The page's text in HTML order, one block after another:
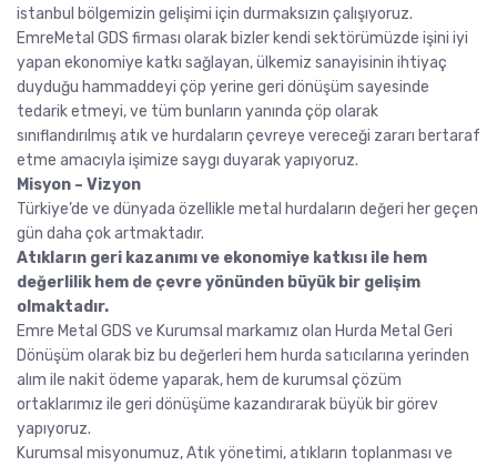
istanbul bölgemizin gelişimi için durmaksızın çalışıyoruz.
EmreMetal GDS firması olarak bizler kendi sektörümüzde işini iyi
yapan ekonomiye katkı sağlayan, ülkemiz sanayisinin ihtiyaç
duyduğu hammaddeyi çöp yerine geri dönüşüm sayesinde
tedarik etmeyi, ve tüm bunların yanında çöp olarak
sınıflandırılmış atık ve hurdaların çevreye vereceği zararı bertaraf
etme amacıyla işimize saygı duyarak yapıyoruz.
Misyon – Vizyon
Türkiye’de ve dünyada özellikle metal hurdaların değeri her geçen
gün daha çok artmaktadır.
Atıkların geri kazanımı ve ekonomiye katkısı ile hem
değerlilik hem de çevre yönünden büyük bir gelişim
olmaktadır.
Emre Metal GDS ve Kurumsal markamız olan Hurda Metal Geri
Dönüşüm olarak biz bu değerleri hem hurda satıcılarına yerinden
alım ile nakit ödeme yaparak, hem de kurumsal çözüm
ortaklarımız ile geri dönüşüme kazandırarak büyük bir görev
yapıyoruz.
Kurumsal misyonumuz, Atık yönetimi, atıkların toplanması ve